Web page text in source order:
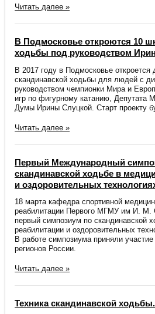
Читать далее »
В Подмосковье откроются 10
ходьбы под руководством
В 2017 году в Подмосковье откроется
скандинавской ходьбы для людей с
руководством чемпионки Мира и
игр по фигурному катанию, Депутата
Думы Ирины Слуцкой. Старт проекту
Читать далее »
Первый Международный
скандинавской ходьбе в
и оздоровительных
18 марта кафедра спортивной
реабилитации Первого МГМУ им И. М.
первый симпозиум по скандинавской
реабилитации и оздоровительных
​В работе симпозиума приняли
регионов России.
Читать далее »
Техника скандинавской